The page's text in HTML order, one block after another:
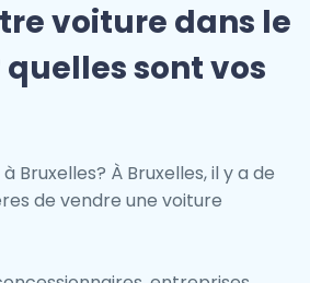
voiture dans le
quelles sont vos
Bruxelles? À Bruxelles, il y a de
de vendre une voiture